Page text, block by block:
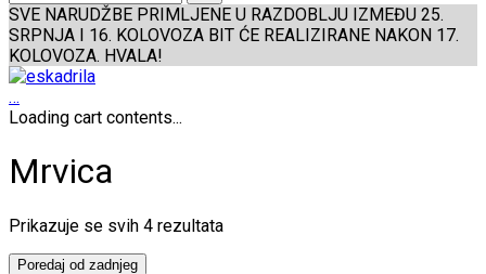
SVE NARUDŽBE PRIMLJENE U RAZDOBLJU IZMEĐU 25.
SRPNJA I 16. KOLOVOZA BIT ĆE REALIZIRANE NAKON 17.
KOLOVOZA. HVALA!
…
Loading cart contents...
Mrvica
Prikazuje se svih 4 rezultataPoredano
Poredaj od zadnjeg